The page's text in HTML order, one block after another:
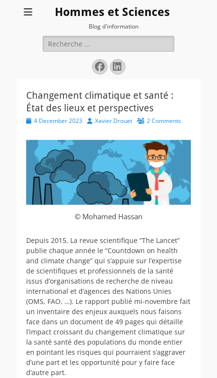
Hommes et Sciences
Blog d'information
Search
for:
Facebook
LinkedIn
Changement climatique et santé :
État des lieux et perspectives
Posted
4 December 2023 AuthorXavier Drouet 2 Comments
© Mohamed Hassan
Depuis 2015, La revue scientifique “The Lancet”
publie chaque année le “Countdown on health
and climate change” qui s’appuie sur l’expertise
de scientifiques et professionnels de la santé
issus d’organisations de recherche de niveau
international et d’agences des Nations Unies
(OMS, FAO, …). Le rapport publié mi-novembre fait
un inventaire des enjeux auxquels nous faisons
face dans un document de 49 pages qui détaille
l’impact croissant du changement climatique sur
la santé santé des populations du monde entier
en pointant les risques qui pourraient s’aggraver
d’une part et les opportunité pour y faire face
d’autre part.